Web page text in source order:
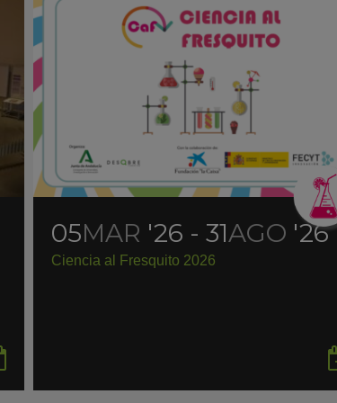
en
05MAR '26 - 31AGO '26
Ciencia al Fresquito 2026